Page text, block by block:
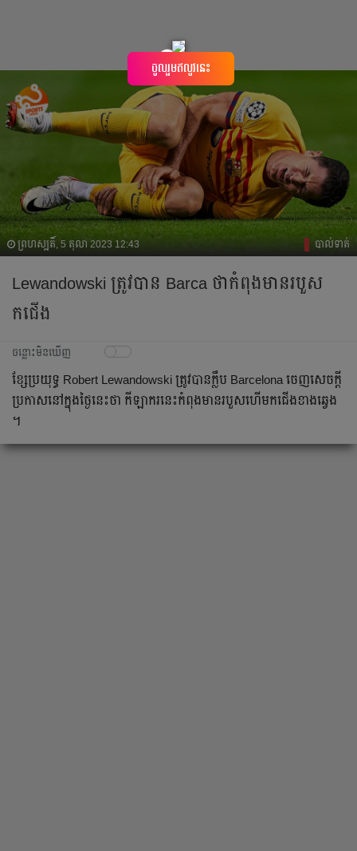
ព្រហស្បតិ៍, 5 តុលា 2023 12:43 បាល់ទាត់
Lewandowski ត្រូវ​បាន​ Barca ថា​កំពុង​មាន​របួស​
កជើង​
ចន្លោះមិនឃើញ
ខ្សែប្រយុទ្ធ​ Robert Lewandowski ត្រូវ​បាន​ក្លឹប​ Barcelona ចេញ​សេចក្ដី
ប្រកាស​នៅ​ក្នុង​ថ្ងៃ​នេះ​ថា​ កីឡាករ​នេះ​កំពុង​មាន​របួស​ហើម​កជើង​ខាង​ឆ្វេង​
។
×
ចូលរួមឥលូវនេះ